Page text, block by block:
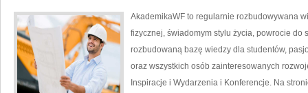
AkademikaWF to regularnie rozbudowywana
fizycznej, świadomym stylu życia, powrocie
rozbudowaną bazę wiedzy dla studentów,
oraz wszystkich osób zainteresowanych
Inspiracje i Wydarzenia i Konferencje. Na